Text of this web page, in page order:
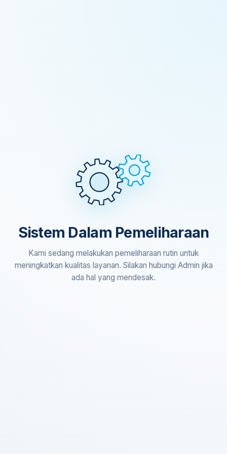
Sistem Dalam Pemeliharaan
Kami sedang melakukan pemeliharaan rutin untuk
meningkatkan kualitas layanan. Silakan hubungi Admin jika
ada hal yang mendesak.